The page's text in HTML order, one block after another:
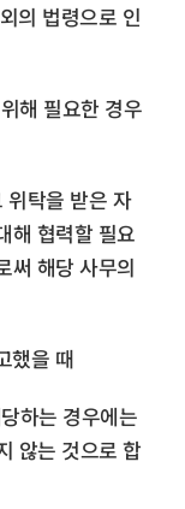
의 법령으로 인
해 필요한 경우
위탁을 받은 자
해 협력할 필요
써 해당 사무의
했을 때
하는 경우에는
않는 것으로 합